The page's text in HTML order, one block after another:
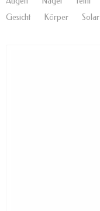
Gesicht
Körper Solar